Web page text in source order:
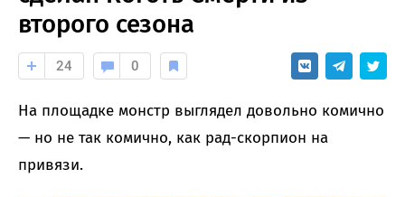
второго сезона
24 0
На площадке монстр выглядел довольно комично
— но не так комично, как рад-скорпион на
привязи.